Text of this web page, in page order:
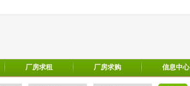
厂房求租 厂房求购 信息中心